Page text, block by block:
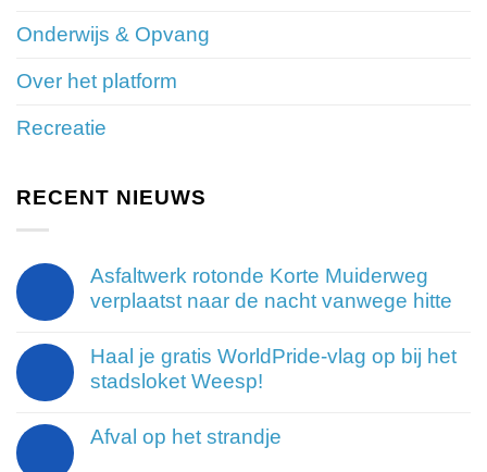
Onderwijs & Opvang
Over het platform
Recreatie
RECENT NIEUWS
Asfaltwerk rotonde Korte Muiderweg
verplaatst naar de nacht vanwege hitte
Haal je gratis WorldPride-vlag op bij het
stadsloket Weesp!
Afval op het strandje